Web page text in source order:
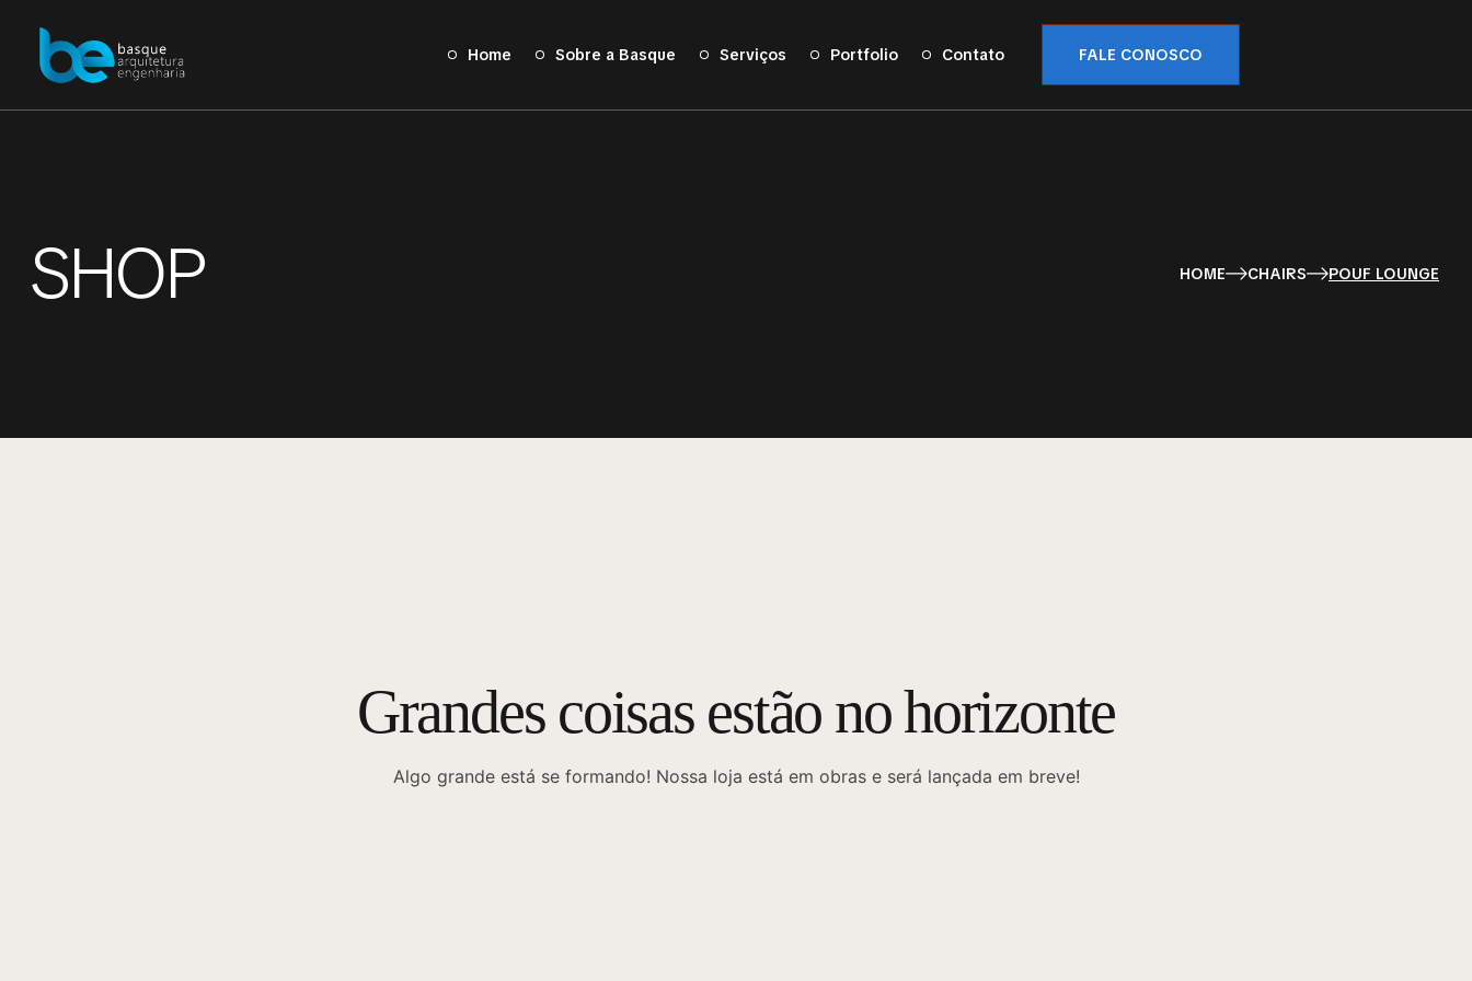
Home Sobre a Basque Serviços Portfolio Contato FALE CONOSCO
SHOP HOME CHAIRS POUF LOUNGE
Grandes coisas estão no horizonte
Algo grande está se formando! Nossa loja está em obras e será lançada em breve!